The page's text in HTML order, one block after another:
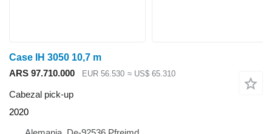
Case IH 3050 10,7 m
ARS 97.710.000
EUR 56.530 ≈ US$ 65.310
Cabezal pick-up
2020